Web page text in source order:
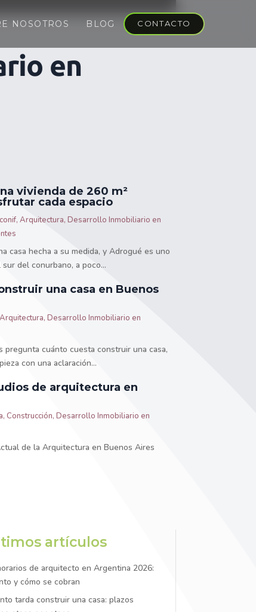
NOSOTROS BLOG CONTACTO
en
vivienda de 260 m²
cada espacio
,Arquitectura,Desarrollo Inmobiliario en
casa hecha a su medida, y Adrogué es uno
del conurbano, a poco...
una casa en Buenos
Arquitectura,Desarrollo Inmobiliario en
pregunta cuánto cuesta construir una casa,
con una aclaración...
de arquitectura en
,Construcción,Desarrollo Inmobiliario en
de la Arquitectura en Buenos Aires
artículos
de arquitecto en Argentina 2026:
y cómo se cobran
tarda construir una casa: plazos